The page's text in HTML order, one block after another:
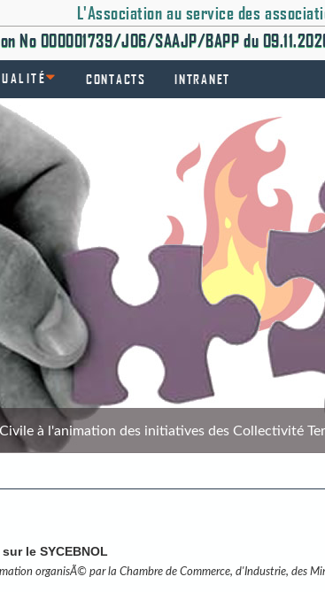
L'Association au service des
No 000001739/J06/SAAJP/BAPP du
CONTACTS INTRANET
à l'animation des initiatives des Collectivité
le SYCEBNOL
organisÃ© par la Chambre de Commerce, d'Industrie, des